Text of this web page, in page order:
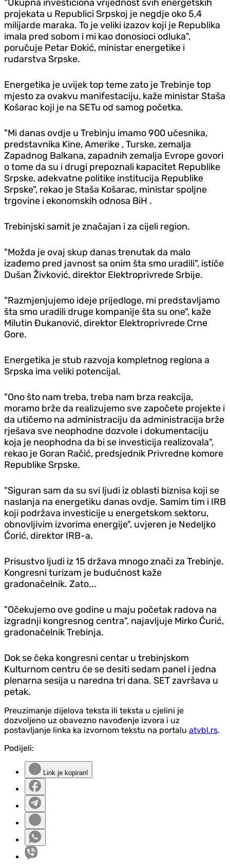
"Ukupna investiciona vrijednost svih energetskih
projekata u Republici Srpskoj je negdje oko 5,4
milijarde maraka. To je veliki izazov koji je Republika
imala pred sobom i mi kao donosioci odluka",
poručuje Petar Đokić, ministar energetike i
rudarstva Srpske.
Energetika je uvijek top teme zato je Trebinje top
mjesto za ovakvu manifestaciju, kaže ministar Staša
Košarac koji je na SETu od samog početka.
"Mi danas ovdje u Trebinju imamo 900 učesnika,
predstavnika Kine, Amerike , Turske, zemalja
Zapadnog Balkana, zapadnih zemalja Evrope govori
o tome da su i drugi prepoznali kapacitet Republike
Srpske, adekvatne politike institucija Republike
Srpske", rekao je Staša Košarac, ministar spoljne
trgovine i ekonomskih odnosa BiH .
Trebinjski samit je značajan i za cijeli region.
"Možda je ovaj skup danas trenutak da malo
izađemo pred javnost sa onim šta smo uradili", ističe
Dušan Živković, direktor Elektroprivrede Srbije.
"Razmjenjujemo ideje prijedloge, mi predstavljamo
šta smo uradili druge kompanije šta su one", kaže
Milutin Đukanović, direktor Elektroprivrede Crne
Gore.
Energetika je stub razvoja kompletnog regiona a
Srpska ima veliki potencijal.
"Ono što nam treba, treba nam brza reakcija,
moramo brže da realizujemo sve započete projekte i
da utičemo na administraciju da administracija brže
rješava sve neophodne dozvole i dokumentaciju
koja je neophodna da bi se investicija realizovala",
rekao je Goran Račić, predsjednik Privredne komore
Republike Srpske.
"Siguran sam da su svi ljudi iz oblasti biznisa koji se
naslanja na energetiku danas ovdje. Samim tim i IRB
koji podržava investicije u energetskom sektoru,
obnovljivim izvorima energije", uvjeren je Nedeljko
Ćorić, direktor IRB-a.
Prisustvo ljudi iz 15 država mnogo znači za Trebinje.
Kongresni turizam je budućnost kaže
gradonačelnik. Zato...
"Očekujemo ove godine u maju početak radova na
izgradnji kongresnog centra", najavljuje Mirko Ćurić,
gradonačelnik Trebinja.
Dok se čeka kongresni centar u trebinjskom
Kulturnom centru će se desiti sedam panel i jedna
plenarna sesija u naredna tri dana. SET završava u
petak.
Preuzimanje dijelova teksta ili teksta u cjelini je
dozvoljeno uz obavezno navođenje izvora i uz
postavljanje linka ka izvornom tekstu na portalu atvbl.rs.
Podijeli:
Link je kopiran!